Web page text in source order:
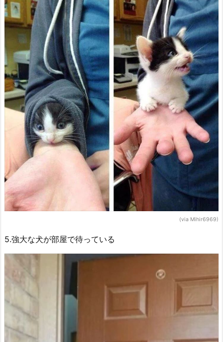
(via Mihir6969)
5.強大な犬が部屋で待っている